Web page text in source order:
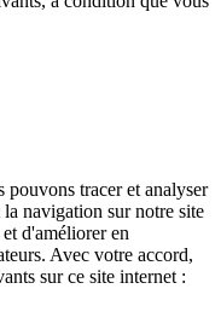
pouvons tracer et analyser
navigation sur notre site
d'améliorer en
Avec votre accord,
sur ce site internet :